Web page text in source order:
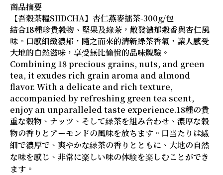
商品摘要
【吾穀茶糧SIIDCHA】杏仁燕麥擂茶-300g/包
結合18種珍貴穀物、堅果及綠茶，散發濃郁穀香與杏仁風
味。口感細緻濃郁，隨之而來的清新綠茶香氣，讓人感受
大地的自然滋味，享受無比愉悅的品味體驗。
Combining 18 precious grains, nuts, and green
tea, it exudes rich grain aroma and almond
flavor. With a delicate and rich texture,
accompanied by refreshing green tea scent,
enjoy an unparalleled taste experience.18種の貴
重な穀物、ナッツ、そして緑茶を組み合わせ、濃厚な穀
物の香りとアーモンドの風味を放ちます。口当たりは繊
細で濃厚で、爽やかな緑茶の香りとともに、大地の自然
な味を感じ、非常に楽しい味の体験を楽しむことができ
ます。